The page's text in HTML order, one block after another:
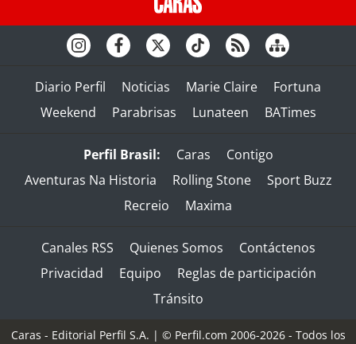
Diario Perfil Noticias Marie Claire
Fortuna
Weekend
Parabrisas Lunateen BATimes
Perfil Brasil: Caras
Contigo
Aventuras Na Historia
Rolling Stone
Sport Buzz
Recreio
Maxima
Canales RSS Quienes Somos
Contáctenos
Privacidad
Equipo
Reglas de participación
Tránsito
Caras - Editorial Perfil S.A. | © Perfil.com 2006-2026 - Todos los